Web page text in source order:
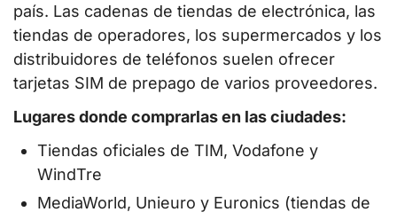
país. Las cadenas de tiendas de electrónica, las
tiendas de operadores, los supermercados y los
distribuidores de teléfonos suelen ofrecer
tarjetas SIM de prepago de varios proveedores.
Lugares donde comprarlas en las ciudades:
Tiendas oficiales de TIM, Vodafone y
WindTre
MediaWorld, Unieuro y Euronics (tiendas de